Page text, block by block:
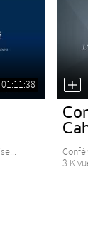
01:11:38
3 K